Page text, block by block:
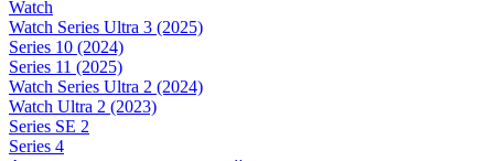
Watch
Watch Series Ultra 3 (2025)
Series 10 (2024)
Series 11 (2025)
Watch Series Ultra 2 (2024)
Watch Ultra 2 (2023)
Series SE 2
Series 4